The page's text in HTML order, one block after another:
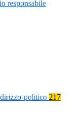
responsabile
politico 217